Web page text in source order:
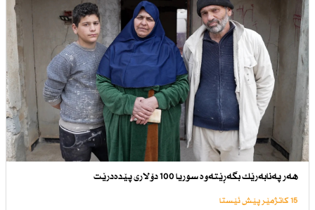
هەر پەنابەرێك بگەڕێتەوە سوریا 100 دۆلاری پێدەدرێت
15 کاتژمێر پێش ئێستا